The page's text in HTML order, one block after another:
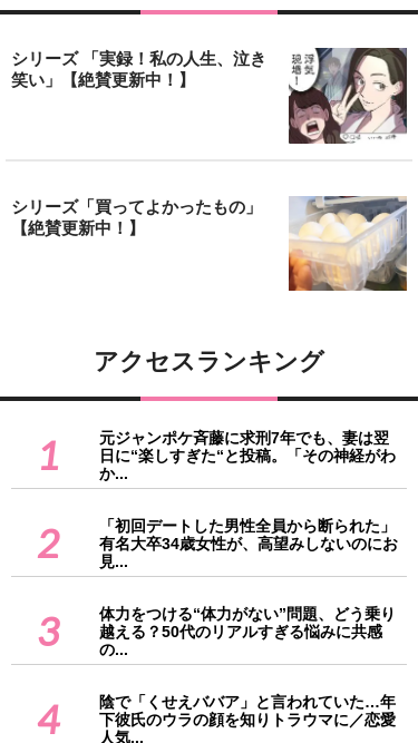
シリーズ 「実録！私の人生、泣き
笑い」【絶賛更新中！】
シリーズ「買ってよかったもの」
【絶賛更新中！】
アクセスランキング
1
元ジャンポケ斉藤に求刑7年でも、妻は翌
日に“楽しすぎた“と投稿。「その神経がわ
か...
2
「初回デートした男性全員から断られた」
有名大卒34歳女性が、高望みしないのにお
見...
3
体力をつける“体力がない”問題、どう乗り
越える？50代のリアルすぎる悩みに共感
の...
4
陰で「くせえババア」と言われていた…年
下彼氏のウラの顔を知りトラウマに／恋愛
人気...